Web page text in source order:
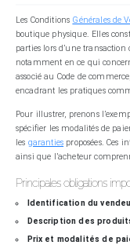
Les Conditions Générales de
boutique physique. Elles
parties lors d’une
notamment en ce qui
associé au Code de
encadrant les pratiques
Pour illustrer, prenons
spécifier les modalités de
les garanties proposées. Ces
ainsi que l’acheteur
Principales obligations
Identification du
Description des
Prix et modalités de